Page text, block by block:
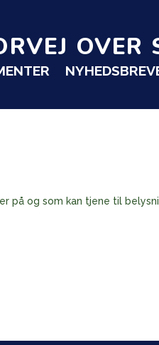
OVER
på og som kan tjene til